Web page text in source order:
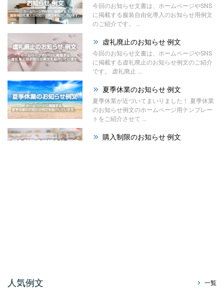
今回のお知らせ文書は、ホームページやSNS
に掲載する服装自由化導入のお知らせ用例文
のご紹介です。 ...
虚礼廃止のお知らせ 例文
今回のお知らせ文書は、ホームページやSNS
に掲載する虚礼廃止のお知らせ例文のご紹介
です。 虚礼廃止 ...
夏季休業のお知らせ 例文
夏季休業が近づいてまいりました！ 夏季休業
のお知らせ例文のホームページ用テンプレー
トをご紹介させて ...
購入制限のお知らせ 例文
人気例文 一覧